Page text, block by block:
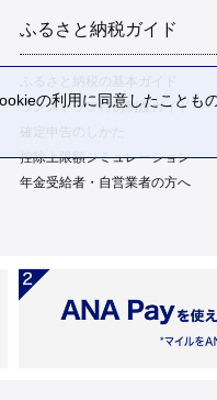
ふるさと納税ガイド
ふるさと納税の基本ガイド
ワンストップ特例制度ガイド
控除上限額シミュレーション
年金受給者・自営業者の方へ
の利用に同意したことも